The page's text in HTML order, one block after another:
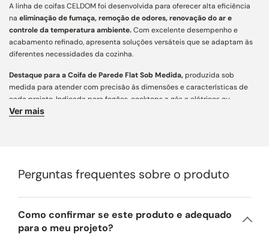
A linha de coifas CELDOM foi desenvolvida para oferecer alta eficiência
na eliminação de fumaça, remoção de odores, renovação do ar e
controle da temperatura ambiente.Com excelente desempenho e
acabamento refinado, apresenta soluções versáteis que se adaptam às
diferentes necessidades da cozinha.
Destaque para a Coifa de Parede Flat Sob Medida,produzida sob
medida para atender com precisão às dimensões e características de
cada projeto. Indicada para fogões, cooktops a gás e elétricos ou
rangetops, assegura captação eficiente de fumaça e odores, aliando
Acabamento e Design:desenvolvida com mais de 160 variações
para integração arquitetônica aos mais diversos projetos. Fabricada em
aço carbono de alta resistência e pintura especial em diferentes cores,
une estética atemporal, acabamento refinado e longa vida útil.
Ver mais
Perguntas frequentes sobre o produto
Como confirmar se este produto e adequado
para o meu projeto?